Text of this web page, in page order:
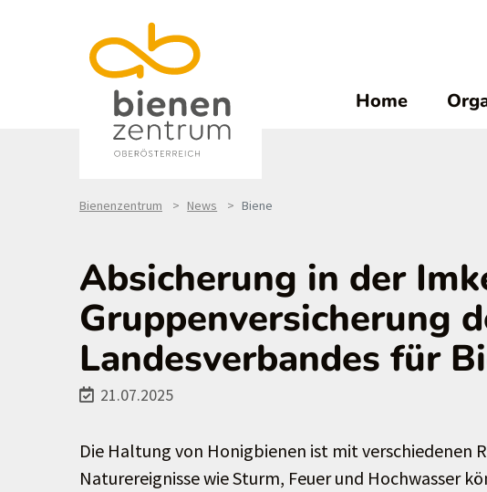
Home
Bienenzentrum News Biene
Absicherung in der
Gruppenversicherung
Landesverbandes für
21.07.2025
Die Haltung von Honigbienen ist mit verschiedenen
Naturereignisse wie Sturm, Feuer und Hochwasser